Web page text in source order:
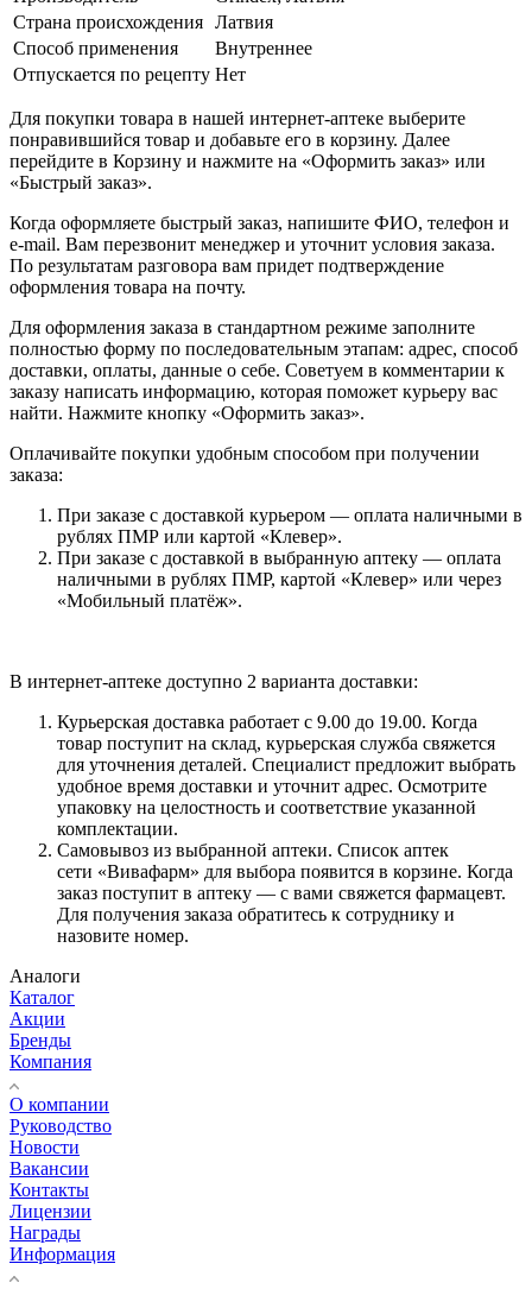
Страна происхождения Латвия
Способ применения
Внутреннее
Отпускается по рецепту Нет
Для покупки товара в нашей интернет-аптеке выберите
понравившийся товар и добавьте его в корзину. Далее
перейдите в Корзину и нажмите на «Оформить заказ» или
«Быстрый заказ».
Когда оформляете быстрый заказ, напишите ФИО, телефон и
e-mail. Вам перезвонит менеджер и уточнит условия заказа.
По результатам разговора вам придет подтверждение
оформления товара на почту.
Для оформления заказа в стандартном режиме заполните
полностью форму по последовательным этапам: адрес, способ
доставки, оплаты, данные о себе. Советуем в комментарии к
заказу написать информацию, которая поможет курьеру вас
найти. Нажмите кнопку «Оформить заказ».
Оплачивайте покупки удобным способом при получении
заказа:
При заказе с доставкой курьером — оплата наличными в
рублях ПМР или картой «Клевер».
При заказе с доставкой в выбранную аптеку — оплата
наличными в рублях ПМР, картой «Клевер» или через
«Мобильный платёж».
В интернет-аптеке доступно 2 варианта доставки:
Курьерская доставка работает с 9.00 до 19.00. Когда
товар поступит на склад, курьерская служба свяжется
для уточнения деталей. Специалист предложит выбрать
удобное время доставки и уточнит адрес. Осмотрите
упаковку на целостность и соответствие указанной
комплектации.
Самовывоз из выбранной аптеки. Список аптек
сети «Вивафарм» для выбора появится в корзине. Когда
заказ поступит в аптеку — с вами свяжется фармацевт.
Для получения заказа обратитесь к сотруднику и
назовите номер.
Аналоги
Каталог
Акции
Бренды
Компания
О компании
Руководство
Новости
Вакансии
Контакты
Лицензии
Награды
Информация